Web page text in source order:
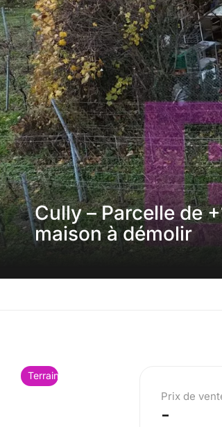
Cully – Parcelle de
maison à démolir
Terrain
Prix de
-